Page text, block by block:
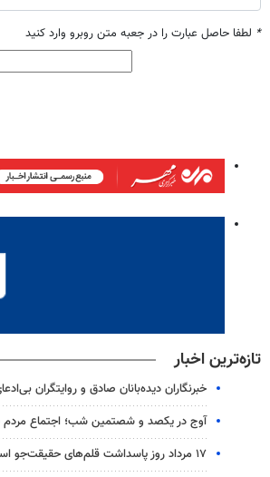
* لطفا حاصل عبارت را در جعبه متن روبرو وارد کنید
تازه‌ترین اخبار
خبرنگاران دیده‌بانان صادق و روایتگران
آوج در یکصد و شصتمین شب؛ اجتماع مردم
۱۷ مرداد روز پاسداشت قلم‌های حقیقت‌جو است